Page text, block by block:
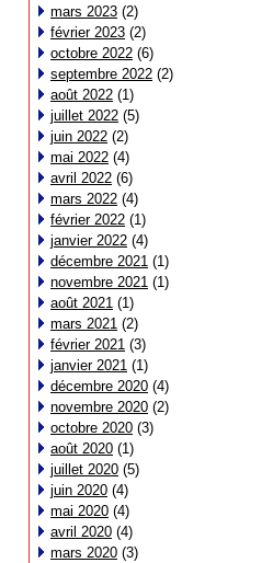
mars 2023 (2)
février 2023 (2)
octobre 2022 (6)
septembre 2022 (2)
août 2022 (1)
juillet 2022 (5)
juin 2022 (2)
mai 2022 (4)
avril 2022 (6)
mars 2022 (4)
février 2022 (1)
janvier 2022 (4)
décembre 2021 (1)
novembre 2021 (1)
août 2021 (1)
mars 2021 (2)
février 2021 (3)
janvier 2021 (1)
décembre 2020 (4)
novembre 2020 (2)
octobre 2020 (3)
août 2020 (1)
juillet 2020 (5)
juin 2020 (4)
mai 2020 (4)
avril 2020 (4)
mars 2020 (3)